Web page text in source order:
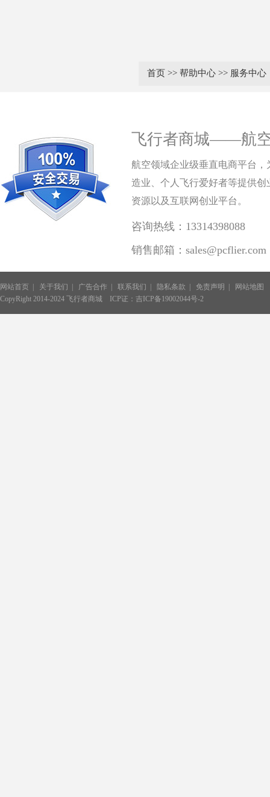
首页 >> 帮助中心 >> 服务中心
飞行者商城——航
航空领域企业级垂直电商平台，
造业、个人飞行爱好者等提供创
资源以及互联网创业平台。
咨询热线：13314398088
销售邮箱：sales@pcflier.com
网站首页 关于我们 广告合作 联系我们 隐私条款 免责声明
网站地图
CopyRight 2014-2024 飞行者商城
ICP证：吉ICP备19002044号-2